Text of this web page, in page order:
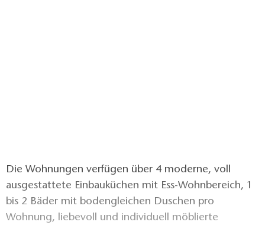
Die Wohnungen verfügen über 4 moderne, voll
ausgestattete Einbauküchen mit Ess-Wohnbereich, 1
bis 2 Bäder mit bodengleichen Duschen pro
Wohnung, liebevoll und individuell möblierte